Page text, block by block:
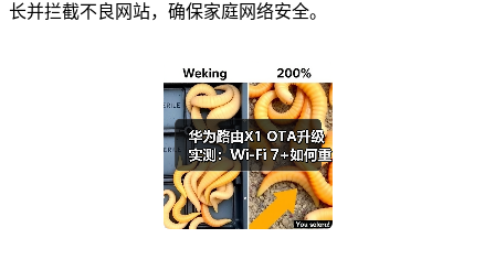
长并拦截不良网站，确保家庭网络安全。